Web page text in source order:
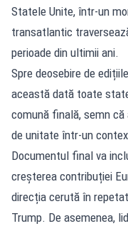
Statele Unite, într-un
transatlantic
perioade din ultimii ani.
Spre deosebire de
această dată toate
comună finală, semn
de unitate într-un
Documentul final va
creșterea contribuției
direcția cerută în
Trump. De asemenea,